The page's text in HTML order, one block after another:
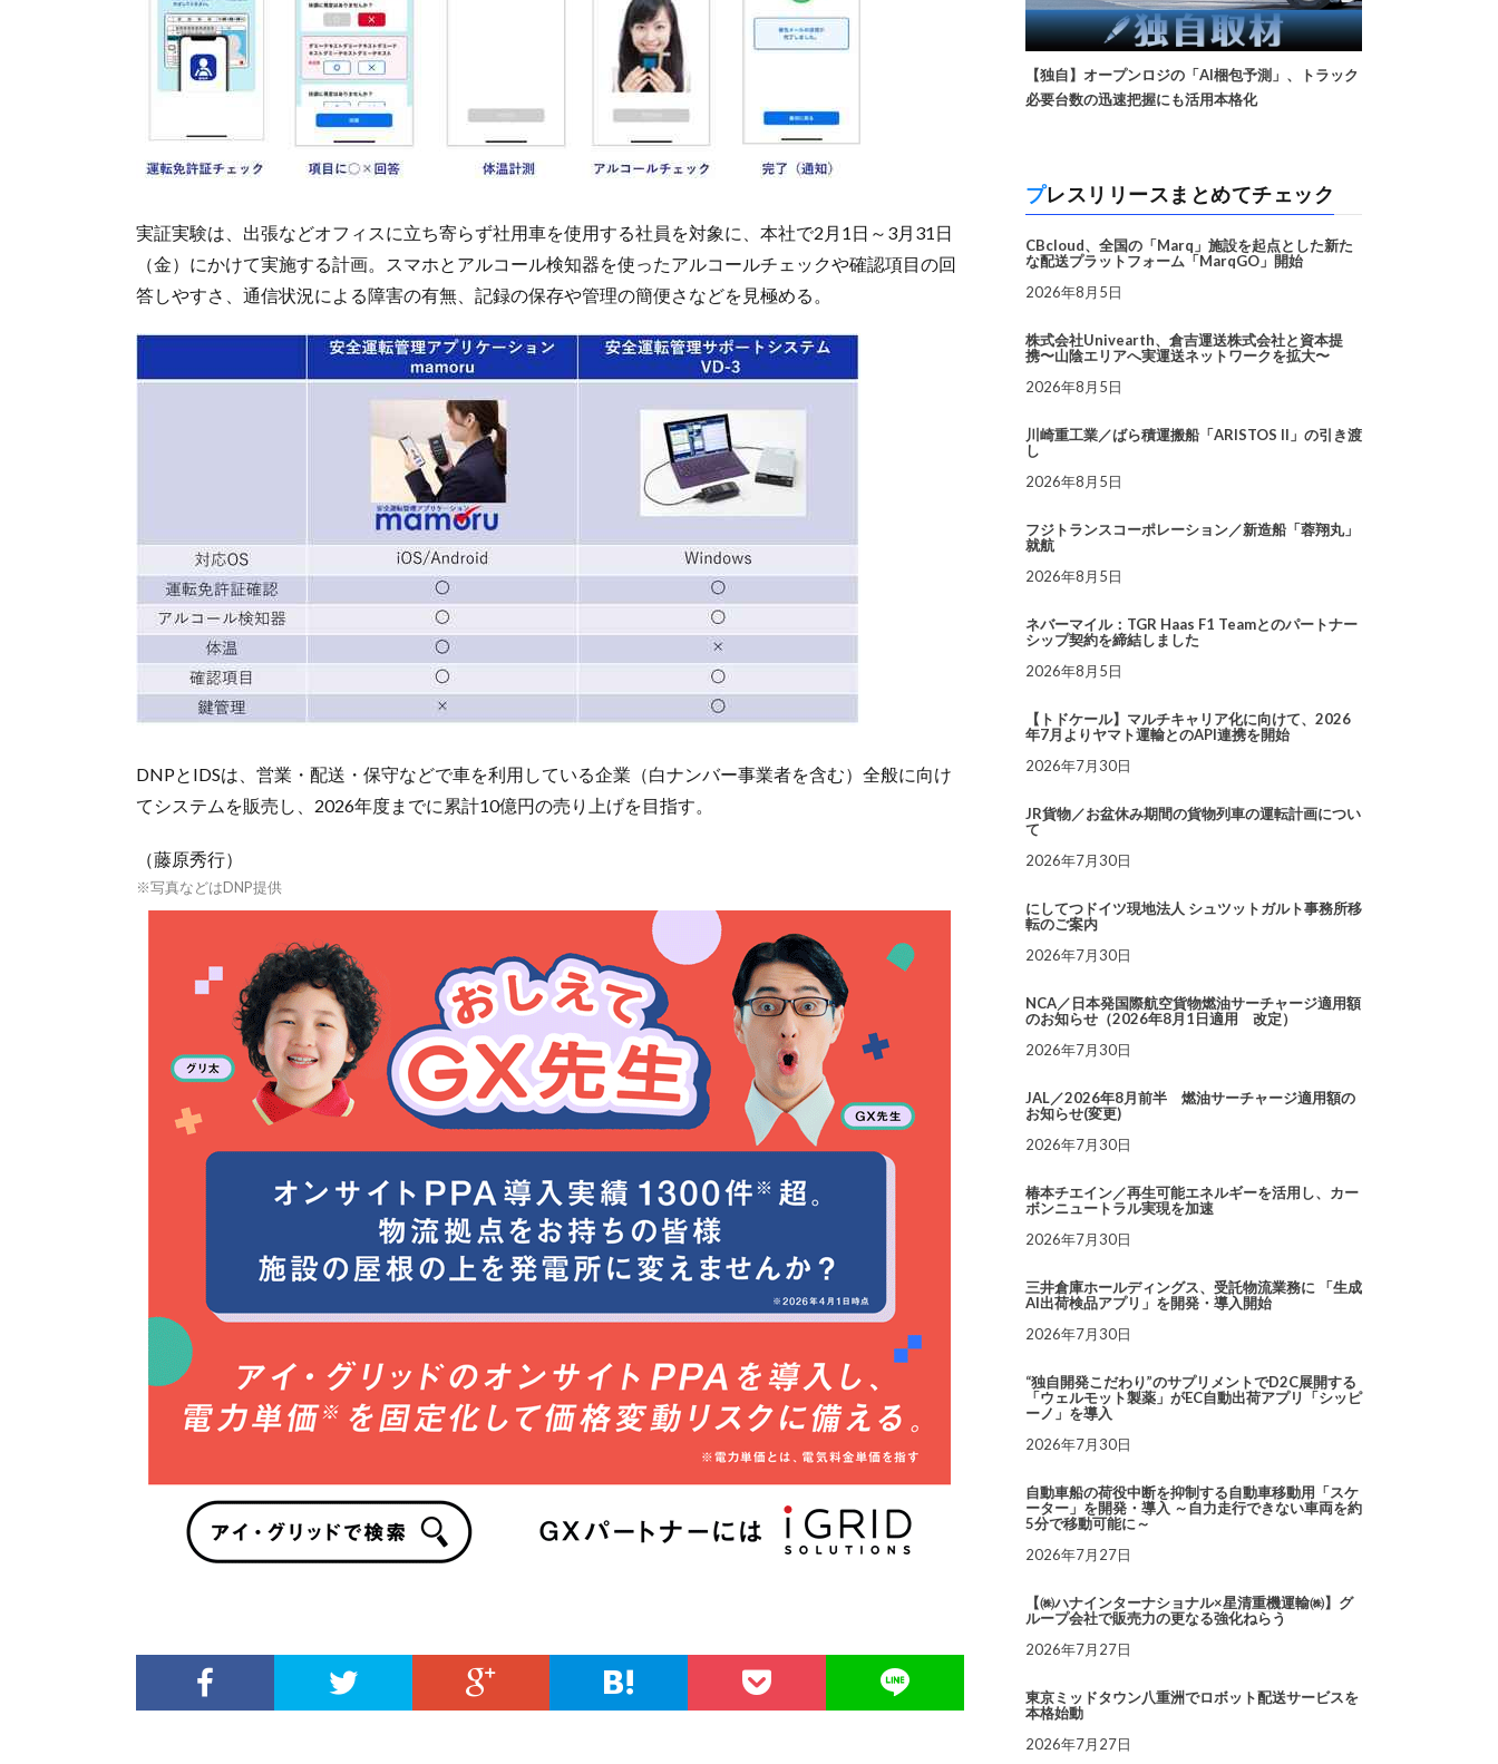
実証実験は、出張などオフィスに立ち寄らず社用車を使用する社員を対象に、本社で2月1日～3月31日
（金）にかけて実施する計画。スマホとアルコール検知器を使ったアルコールチェックや確認項目の回
答しやすさ、通信状況による障害の有無、記録の保存や管理の簡便さなどを見極める。
DNPとIDSは、営業・配送・保守などで車を利用している企業（白ナンバー事業者を含む）全般に向け
てシステムを販売し、2026年度までに累計10億円の売り上げを目指す。
（藤原秀行）
※写真などはDNP提供
【独自】オープンロジの「AI梱包予測」、トラック
必要台数の迅速把握にも活用本格化
プレスリリースまとめてチェック
CBcloud、全国の「Marq」施設を起点とした新た
な配送プラットフォーム「MarqGO」開始
2026年8月5日
株式会社Univearth、倉吉運送株式会社と資本提
携〜山陰エリアへ実運送ネットワークを拡大〜
2026年8月5日
川崎重工業／ばら積運搬船「ARISTOS II」の引き渡
し
2026年8月5日
フジトランスコーポレーション／新造船「蓉翔丸」
就航
2026年8月5日
ネバーマイル：TGR Haas F1 Teamとのパートナー
シップ契約を締結しました
2026年8月5日
【トドケール】マルチキャリア化に向けて、2026
年7月よりヤマト運輸とのAPI連携を開始
2026年7月30日
JR貨物／お盆休み期間の貨物列車の運転計画につい
て
2026年7月30日
にしてつドイツ現地法人 シュツットガルト事務所移
転のご案内
2026年7月30日
NCA／日本発国際航空貨物燃油サーチャージ適用額
のお知らせ（2026年8月1日適用 改定）
2026年7月30日
JAL／2026年8月前半 燃油サーチャージ適用額の
お知らせ(変更)
2026年7月30日
椿本チエイン／再生可能エネルギーを活用し、カー
ボンニュートラル実現を加速
2026年7月30日
三井倉庫ホールディングス、受託物流業務に 「生成
AI出荷検品アプリ」を開発・導入開始
2026年7月30日
“独自開発こだわり”のサプリメントでD2C展開する
「ウェルモット製薬」がEC自動出荷アプリ「シッピ
ーノ」を導入
2026年7月30日
自動車船の荷役中断を抑制する自動車移動用「スケ
ーター」を開発・導入 ～自力走行できない車両を約
5分で移動可能に～
2026年7月27日
【㈱ハナインターナショナル×星清重機運輸㈱】グ
ループ会社で販売力の更なる強化ねらう
2026年7月27日
東京ミッドタウン八重洲でロボット配送サービスを
本格始動
2026年7月27日